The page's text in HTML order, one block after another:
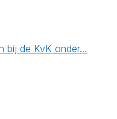
bij de KvK onder…